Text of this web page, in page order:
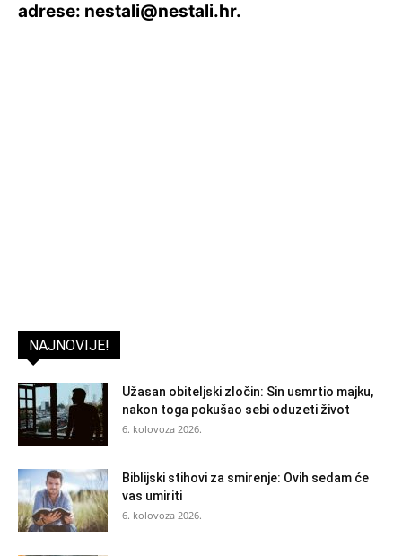
adrese: nestali@nestali.hr.
NAJNOVIJE!
Užasan obiteljski zločin: Sin usmrtio majku,
nakon toga pokušao sebi oduzeti život
6. kolovoza 2026.
Biblijski stihovi za smirenje: Ovih sedam će
vas umiriti
6. kolovoza 2026.